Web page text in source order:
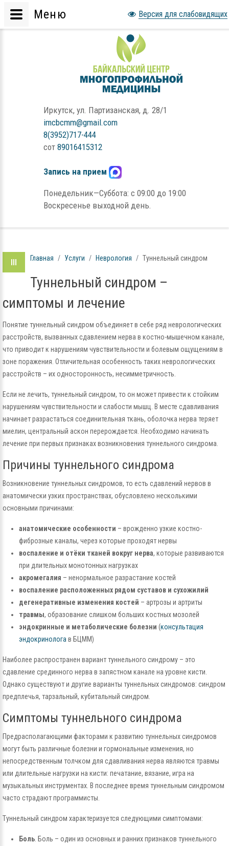
Иркутск, ул. Партизанская, д. 28/1
imcbcmm@gmail.com
8(3952)717-444
сот 89016415312
Запись на прием
Понедельник—Суббота: с 09:00 до 19:00
Воскресенье выходной день.
Главная Услуги Неврология Туннельный синдром
Туннельный синдром –
симптомы и лечение
Понятие туннельный синдром объединяет в себе ряд неврологических
расстройств, вызванных сдавлением нерва в костно-мышечном канале,
что приводит к нарушениям чувствительности и болевым ощущениям в
зоне поражения. Отличительная особенность таких неврологических
расстройств – их односторонность, несимметричность.
Если не лечить, туннельный синдром, то он может привести к стойким
нарушениям чувствительности и слабости мышц. В месте сдавливания
начинает разрастаться соединительная ткань, оболочка нерва теряет
миелин, центральный аскон перерождается. Необходимо начинать
лечение при первых признаках возникновения туннельного синдрома.
Причины туннельного синдрома
Возникновение туннельных синдромов, то есть сдавлений нервов в
анатомически узких пространствах, обусловлено несколькими
основными причинами:
анатомические особенности – врожденно узкие костно-
фиброзные каналы, через которые проходят нервы
воспаление и отёки тканей вокруг нерва, которые развиваются
при длительных монотонных нагрузках
акромегалия – ненормальное разрастание костей
воспаление расположенных рядом суставов и сухожилий
дегенеративные изменения костей – артрозы и артриты
травмы, образование слишком больших костных мозолей
эндокринные и метаболические болезни (консультация
эндокринолога в БЦММ)
Наиболее распространен вариант туннельного синдрому – это
сдавление срединного нерва в запястном канале на уровне кисти.
Однако существуют и другие варианты туннельных синдромов: синдром
предплечья, тарзальный, кубитальный синдром.
Симптомы туннельного синдрома
Предрасполагающими факторами к развитию туннельных синдромов
могут быть различные болезни и гормональные изменения, но
непосредственным толчком для сдавливания нерва являются травмы
или длительные нагрузки на кисти: печатание, вязание, игра на
музыкальных инструментах. В последнее время туннельным синдромом
часто страдают программисты.
Туннельный синдром характеризуется следующими симптомами:
Боль . Боль – один из основных и ранних признаков туннельного
Версия для слабовидящих
Меню